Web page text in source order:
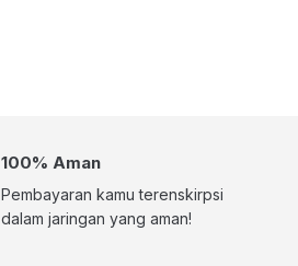
100% Aman
Pembayaran kamu terenskirpsi
dalam jaringan yang aman!